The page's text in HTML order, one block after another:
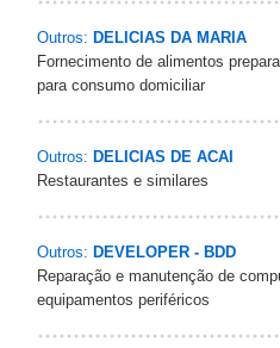
Outros: DELICIAS DA MARIA
Fornecimento de alimentos
para consumo domiciliar
Outros: DELICIAS DE ACAI
Restaurantes e similares
Outros: DEVELOPER - BDD
Reparação e manutenção de
equipamentos periféricos